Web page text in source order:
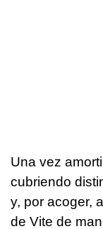
Una vez
cubriendo
y, por acoger,
de Vite de